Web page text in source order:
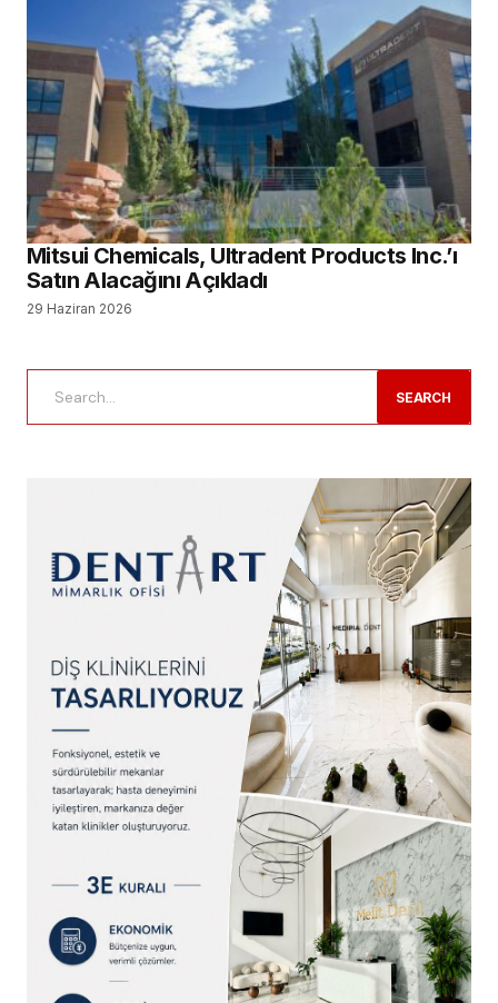
Mitsui Chemicals, Ultradent Products Inc.’ı
Satın Alacağını Açıkladı
29 Haziran 2026
SEARCH